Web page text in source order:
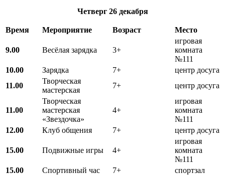
Четверг 26 декабря
Время Мероприятие Возраст Место
9.00 Весёлая зарядка 3+
игровая
комната
№111
10.00
Зарядка 7+
центр досуга
11.00
Творческая
мастерская
7+ центр досуга
11.00
Творческая
мастерская
«Звездочка»
4+
игровая
комната
№111
12.00
Клуб общения 7+ центр досуга
15.00 Подвижные игры 4+
игровая
комната
№111
15.00
Спортивный час 7+ спортзал